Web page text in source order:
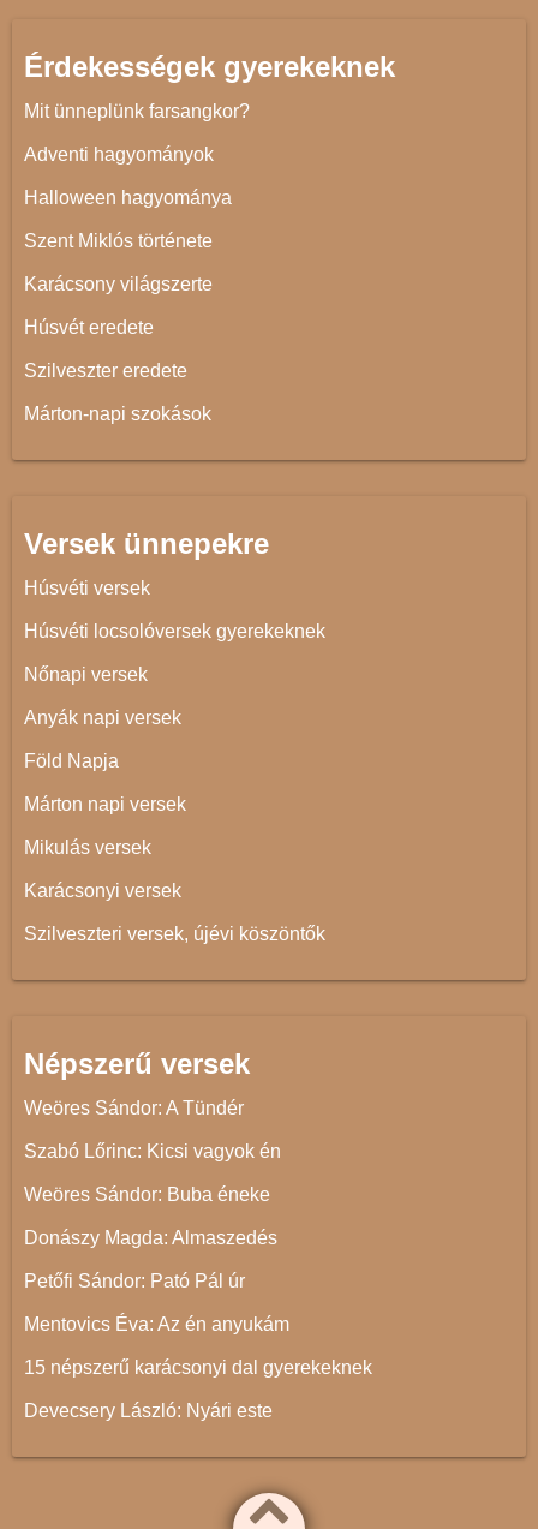
Érdekességek gyerekeknek
Mit ünneplünk farsangkor?
Adventi hagyományok
Halloween hagyománya
Szent Miklós története
Karácsony világszerte
Húsvét eredete
Szilveszter eredete
Márton-napi szokások
Versek ünnepekre
Húsvéti versek
Húsvéti locsolóversek gyerekeknek
Nőnapi versek
Anyák napi versek
Föld Napja
Márton napi versek
Mikulás versek
Karácsonyi versek
Szilveszteri versek, újévi köszöntők
Népszerű versek
Weöres Sándor: A Tündér
Szabó Lőrinc: Kicsi vagyok én
Weöres Sándor: Buba éneke
Donászy Magda: Almaszedés
Petőfi Sándor: Pató Pál úr
Mentovics Éva: Az én anyukám
15 népszerű karácsonyi dal gyerekeknek
Devecsery László: Nyári este